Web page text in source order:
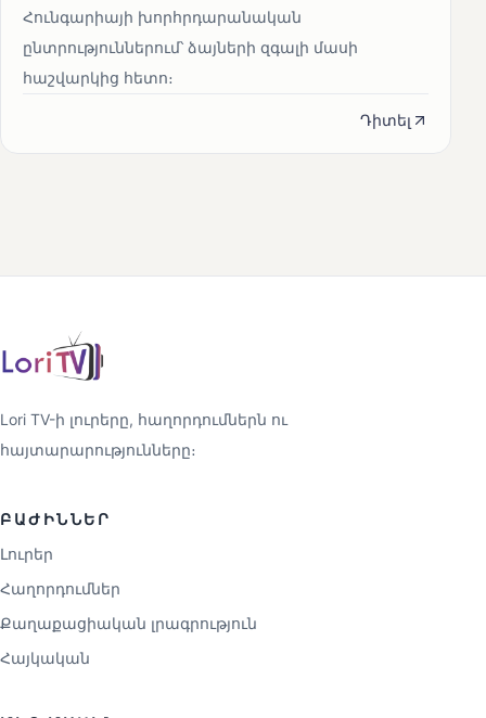
Հունգարիայի խորհրդարանական
ընտրություններում՝ ձայների զգալի մասի
հաշվարկից հետո։
Դիտել
Lori TV-ի լուրերը, հաղորդումներն ու
հայտարարությունները։
ԲԱԺԻՆՆԵՐ
Լուրեր
Հաղորդումներ
Քաղաքացիական լրագրություն
Հայկական